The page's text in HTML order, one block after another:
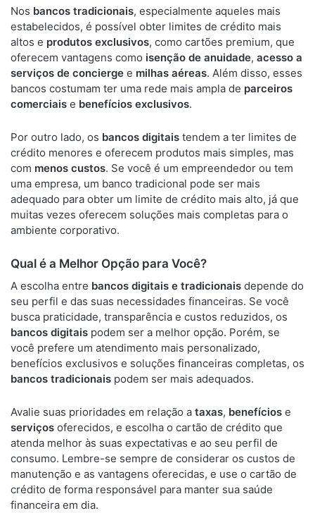
Nos bancos tradicionais, especialmente aqueles mais
estabelecidos, é possível obter limites de crédito mais
altos e produtos exclusivos, como cartões premium, que
oferecem vantagens como isenção de anuidade, acesso a
serviços de concierge e milhas aéreas. Além disso, esses
bancos costumam ter uma rede mais ampla de parceiros
comerciais e benefícios exclusivos.
Por outro lado, os bancos digitais tendem a ter limites de
crédito menores e oferecem produtos mais simples, mas
com menos custos. Se você é um empreendedor ou tem
uma empresa, um banco tradicional pode ser mais
adequado para obter um limite de crédito mais alto, já que
muitas vezes oferecem soluções mais completas para o
ambiente corporativo.
Qual é a Melhor Opção para Você?
A escolha entre bancos digitais e tradicionais depende do
seu perfil e das suas necessidades financeiras. Se você
busca praticidade, transparência e custos reduzidos, os
bancos digitais podem ser a melhor opção. Porém, se
você prefere um atendimento mais personalizado,
benefícios exclusivos e soluções financeiras completas, os
bancos tradicionais podem ser mais adequados.
Avalie suas prioridades em relação a taxas, benefícios e
serviços oferecidos, e escolha o cartão de crédito que
atenda melhor às suas expectativas e ao seu perfil de
consumo. Lembre-se sempre de considerar os custos de
manutenção e as vantagens oferecidas, e use o cartão de
crédito de forma responsável para manter sua saúde
financeira em dia.